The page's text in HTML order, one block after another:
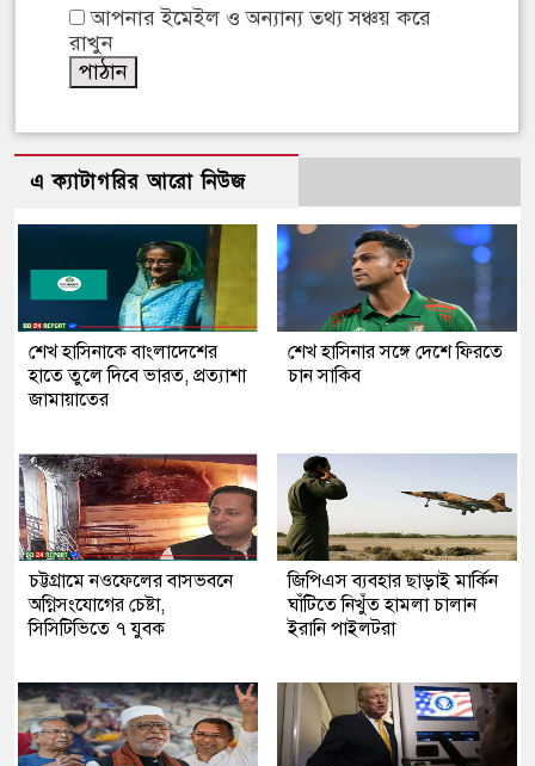
আপনার ইমেইল ও অন্যান্য তথ্য সঞ্চয় করে
রাখুন
এ ক্যাটাগরির আরো নিউজ
শেখ হাসিনাকে বাংলাদেশের
হাতে তুলে দিবে ভারত, প্রত্যাশা
জামায়াতের
শেখ হাসিনার সঙ্গে দেশে ফিরতে
চান সাকিব
চট্টগ্রামে নওফেলের বাসভবনে
অগ্নিসংযোগের চেষ্টা,
সিসিটিভিতে ৭ যুবক
জিপিএস ব্যবহার ছাড়াই মার্কিন
ঘাঁটিতে নিখুঁত হামলা চালান
ইরানি পাইলটরা